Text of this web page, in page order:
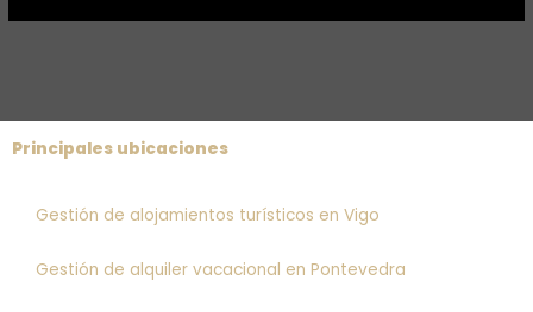
Principales ubicaciones
Gestión de alojamientos turísticos en Vigo
Gestión de alquiler vacacional en Pontevedra